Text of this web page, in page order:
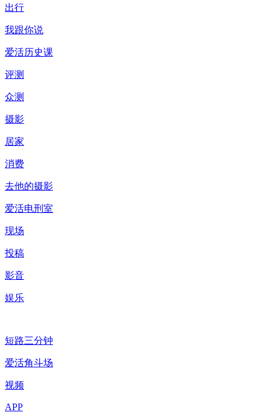
出行
我跟你说
爱活历史课
评测
众测
摄影
居家
消费
去他的摄影
爱活电刑室
现场
投稿
影音
娱乐
短路三分钟
爱活角斗场
视频
APP